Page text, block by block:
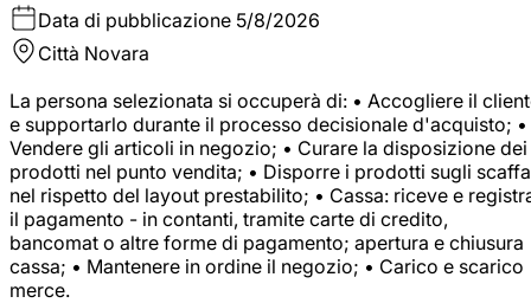
Data di pubblicazione 5/8/2026
Città Novara
La persona selezionata si occuperà di: • Accogliere il
e supportarlo durante il processo decisionale d'acquisto; •
Vendere gli articoli in negozio; • Curare la disposizione dei
prodotti nel punto vendita; • Disporre i prodotti sugli
nel rispetto del layout prestabilito; • Cassa: riceve e
il pagamento - in contanti, tramite carte di credito,
bancomat o altre forme di pagamento; apertura e chiusura
cassa; • Mantenere in ordine il negozio; • Carico e scarico
merce.